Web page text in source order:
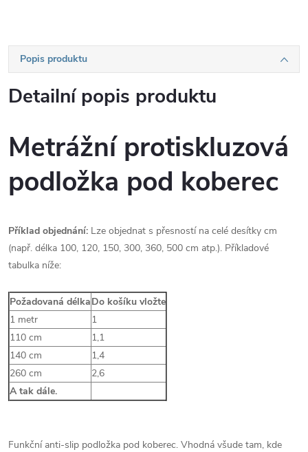
Popis produktu
Detailní popis produktu
Metrážní protiskluzová
podložka pod koberec
Příklad objednání: Lze objednat s přesností na celé desítky cm
(např. délka 100, 120, 150, 300, 360, 500 cm atp.). Příkladové
tabulka níže:
Požadovaná délkaDo košíku vložte
1 metr
1
110 cm
1,1
140 cm
1,4
260 cm
2,6
A tak dále.
Funkční anti-slip podložka pod koberec. Vhodná všude tam, kde